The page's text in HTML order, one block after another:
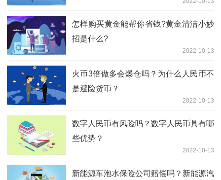
怎样购买黄金能帮你省钱?黄金清洁小妙
招是什么?
2022-10-13
火币3倍做多会爆仓吗？为什么人民币不
是避险货币？
2022-10-13
数字人民币有风险吗？数字人民币具有哪
些优势？
2022-10-13
新能源车泡水保险公司赔偿吗？新能源汽